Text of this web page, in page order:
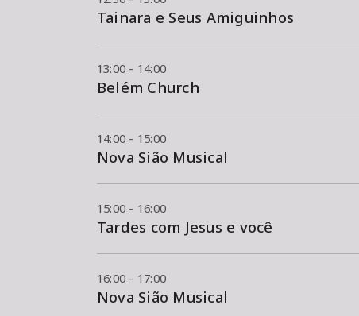
Tainara e Seus Amiguinhos
13:00 - 14:00
Belém Church
14:00 - 15:00
Nova Sião Musical
15:00 - 16:00
Tardes com Jesus e você
16:00 - 17:00
Nova Sião Musical